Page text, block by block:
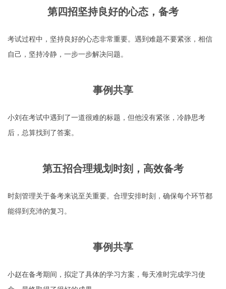
第四招坚持良好的心态，备考
考试过程中，坚持良好的心态非常重要。遇到难题不要紧张，相信
自己，坚持冷静，一步一步解决问题。
事例共享
小刘在考试中遇到了一道很难的标题，但他没有紧张，冷静思考
后，总算找到了答案。
第五招合理规划时刻，高效备考
时刻管理关于备考来说至关重要。合理安排时刻，确保每个环节都
能得到充沛的复习。
事例共享
小赵在备考期间，拟定了具体的学习方案，每天准时完成学习使